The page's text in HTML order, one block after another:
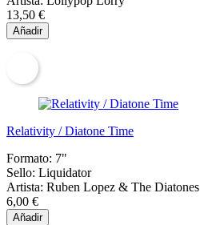
13,50 €
Añadir
Relativity / Diatone Time
Formato: 7"
Sello: Liquidator
Artista: Ruben Lopez & The Diatones
6,00 €
Añadir